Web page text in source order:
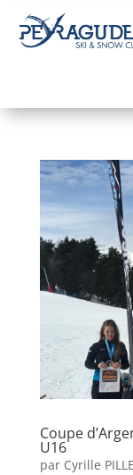
Coupe
U16
par Cyrille